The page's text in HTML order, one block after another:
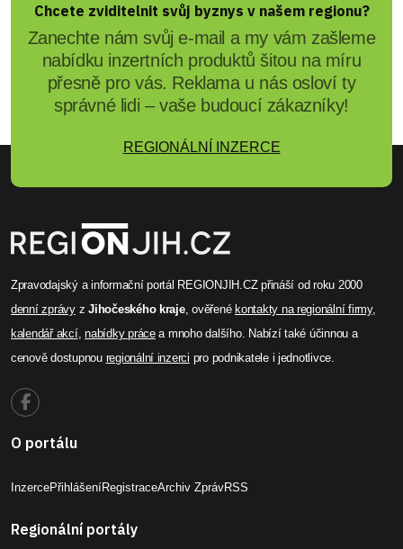
Chcete zviditelnit svůj byznys v našem regionu?
Zanechte nám svůj e-mail a my vám zašleme
nabídku inzertních produktů šitou na míru
přesně pro vás. Reklama u nás osloví ty
správné lidi – vaše budoucí zákazníky!
REGIONÁLNÍ INZERCE
Zpravodajský a informační portál REGIONJIH.CZ přináší od roku 2000
denní zprávyzJihočeského kraje, ověřenékontakty na regionální firmy,
kalendář akcí,nabídky prácea mnoho dalšího. Nabízí také účinnou a
cenově dostupnou regionální inzerci pro podnikatele i jednotlivce.
O portálu
InzercePřihlášeníRegistraceArchiv ZprávRSS
Regionální portály